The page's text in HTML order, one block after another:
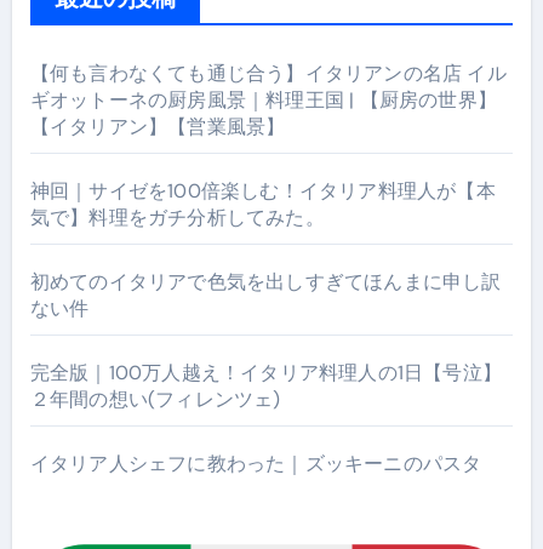
【何も言わなくても通じ合う】イタリアンの名店 イル
ギオットーネの厨房風景｜料理王国 | 【厨房の世界】
【イタリアン】【営業風景】
神回｜サイゼを100倍楽しむ！イタリア料理人が【本
気で】料理をガチ分析してみた。
初めてのイタリアで色気を出しすぎてほんまに申し訳
ない件
完全版｜100万人越え！イタリア料理人の1日【号泣】
２年間の想い(フィレンツェ)
イタリア人シェフに教わった｜ズッキーニのパスタ